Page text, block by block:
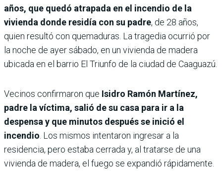
años, que quedó atrapada en el incendio de la
vivienda donde residía con su padre, de 28 años,
quien resultó con quemaduras. La tragedia ocurrió por
la noche de ayer sábado, en un vivienda de madera
ubicada en el barrio El Triunfo de la ciudad de Caaguazú.
Vecinos confirmaron que Isidro Ramón Martínez,
padre la víctima, salió de su casa para ir a la
despensa y que minutos después se inició el
incendio . Los mismos intentaron ingresar a la
residencia, pero estaba cerrada y, al tratarse de una
vivienda de madera, el fuego se expandió rápidamente.